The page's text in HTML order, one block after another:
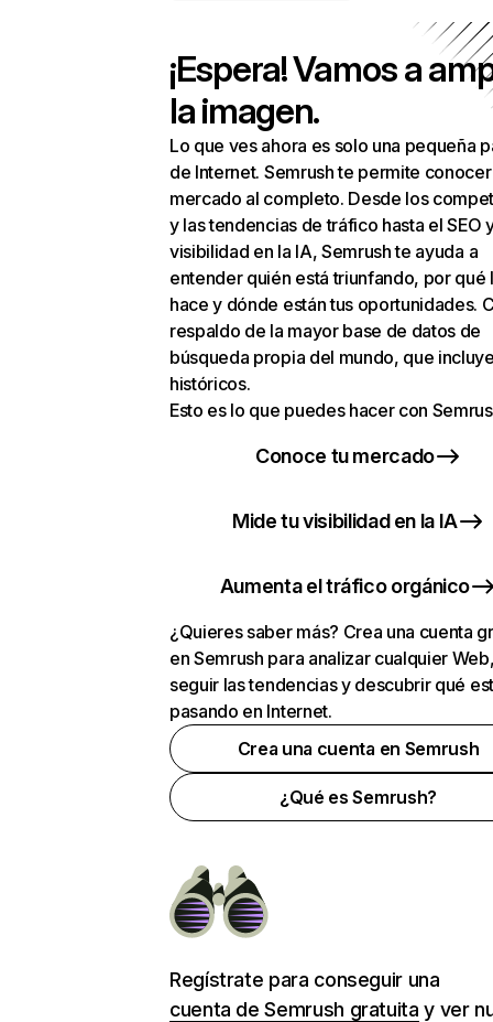
¡Espera! Vamos a
la imagen.
Lo que ves ahora es solo una pequeña
de Internet. Semrush te permite
mercado al completo. Desde los
y las tendencias de tráfico hasta el SEO
visibilidad en la IA, Semrush te ayuda a
entender quién está triunfando, por qué
hace y dónde están tus oportunidades.
respaldo de la mayor base de datos de
búsqueda propia del mundo, que
históricos.
Esto es lo que puedes hacer con
Conoce tu mercado
Mide tu visibilidad en la IA
Aumenta el tráfico orgánico
¿Quieres saber más? Crea una cuenta
en Semrush para analizar cualquier
seguir las tendencias y descubrir qué
pasando en Internet.
Crea una cuenta en Semrush
¿Qué es Semrush?
Regístrate para conseguir una
cuenta de Semrush gratuita y ver